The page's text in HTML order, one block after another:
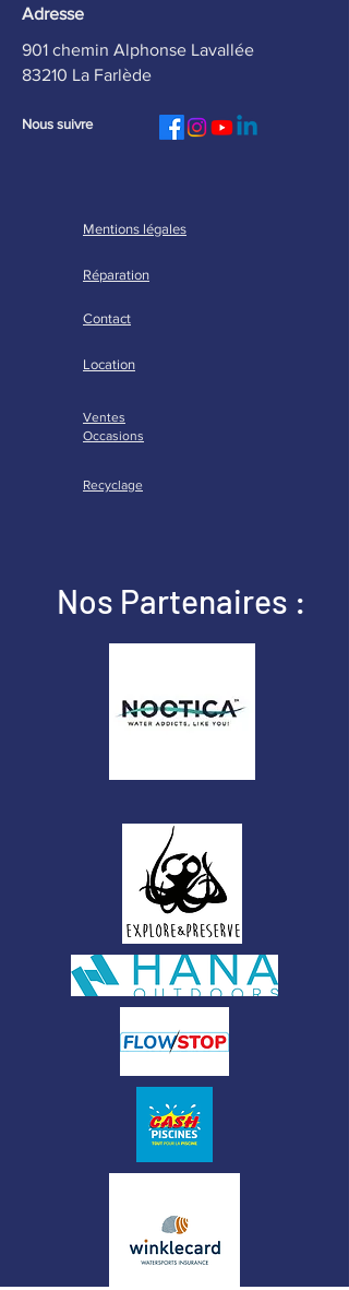
Adresse
901 chemin Alphonse Lavallée
83210 La Farlède
Nous suivre
Mentions légales
Réparation
Contact
Location
Ventes
Occasions
Recyclage
Nos Partenaires :